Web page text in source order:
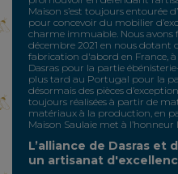
Maison s’est toujours entourée
pour concevoir du mobilier
charme immuable. Nous
décembre 2021 en nous dotant
fabrication d'abord en France,
Dasras pour la partie
plus tard au Portugal pour la
désormais des pièces
toujours réalisées à partir de
matériaux à la production, en
Maison Saulaie met à l’honneur
L’alliance de Dasras et
un artisanat